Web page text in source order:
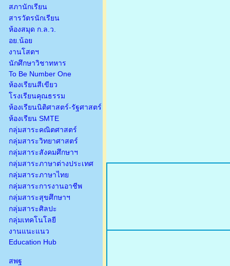
สภานักเรียน
สารวัตรนักเรียน
ห้องสมุด ก.ล.ว.
อย.น้อย
งานโสตฯ
นักศึกษาวิชาทหาร
To Be Number One
ห้องเรียนสีเขียว
โรงเรียนคุณธรรม
ห้องเรียนนิติศาสตร์-รัฐศาสตร์
ห้องเรียน SMTE
กลุ่มสาระคณิตศาสตร์
กลุ่มสาระวิทยาศาสตร์
กลุ่มสาระสังคมศึกษาฯ
กลุ่มสาระภาษาต่างประเทศ
กลุ่มสาระภาษาไทย
กลุ่มสาระการงานอาชีพ
กลุ่มสาระสุขศึกษาฯ
กลุ่มสาระศิลปะ
กลุ่มเทคโนโลยี
งานแนะแนว
Education Hub
สพฐ